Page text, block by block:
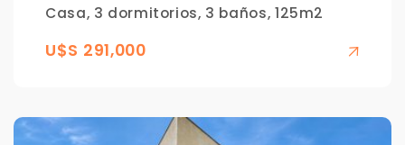
Casa, 3 dormitorios, 3 baños, 125m2
U$S 291,000